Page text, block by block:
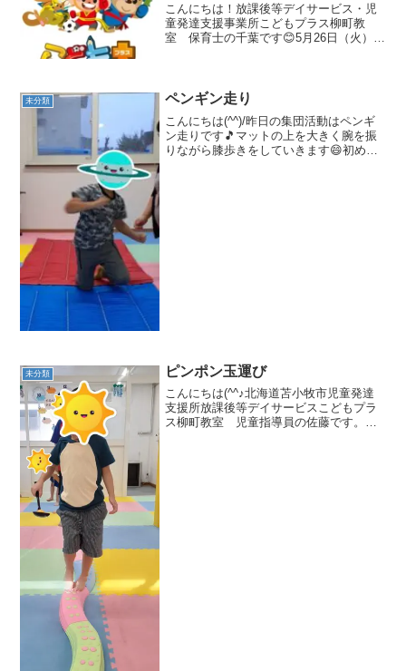
こんにちは！放課後等デイサービス・児
童発達支援事業所こどもプラス柳町教
室 保育士の千葉です😊5月26日（火）の
付きルールありです！...
未分類 ペンギン走り
こんにちは(^^)/昨日の集団活動はペンギ
ン走りです🎵マットの上を大きく腕を振
りながら膝歩きをしていきます😄初めは
未分類 ピンポン玉運び
こんにちは(^^♪北海道苫小牧市児童発達
支援所放課後等デイサービスこどもプラ
ス柳町教室 児童指導員の佐藤です。昨